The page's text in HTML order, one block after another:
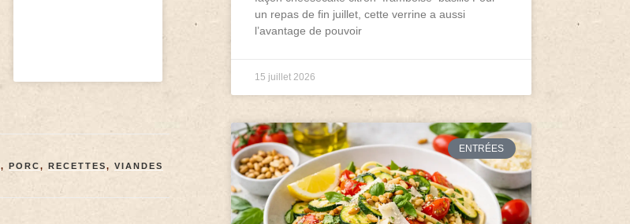
, PORC, RECETTES, VIANDES
un repas de fin juillet, cette verrine a aussi
l’avantage de pouvoir
15 juillet 2026
ENTRÉES